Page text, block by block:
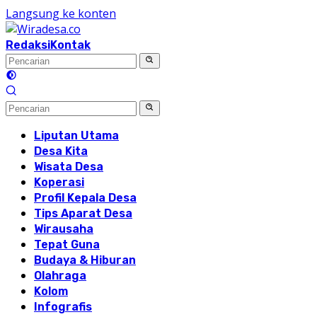
Langsung ke konten
RedaksiKontak
Liputan Utama
Desa Kita
Wisata Desa
Koperasi
Profil Kepala Desa
Tips Aparat Desa
Wirausaha
Tepat Guna
Budaya & Hiburan
Olahraga
Kolom
Infografis